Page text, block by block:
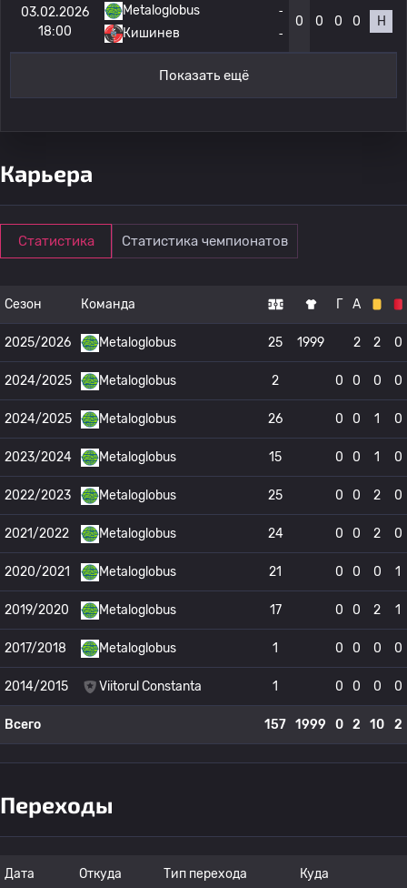
03.02.2026
18:00
Metaloglobus
Кишинев
-
-
0 0 0 0 Н
Показать ещё
Карьера
Статистика Статистика чемпионатов
Сезон Команда Г А
2025/2026 Metaloglobus 25 1999 2 2 0
2024/2025 Metaloglobus 2 0 0 0 0
2024/2025 Metaloglobus 26 0 0 1 0
2023/2024 Metaloglobus 15 0 0 1 0
2022/2023 Metaloglobus 25 0 0 2 0
2021/2022 Metaloglobus 24 0 0 2 0
2020/2021 Metaloglobus 21 0 0 0 1
2019/2020 Metaloglobus 17 0 0 2 1
2017/2018 Metaloglobus 1 0 0 0 0
2014/2015 Viitorul Constanta 1 0 0 0 0
Всего 157 1999 0 2 10 2
Переходы
Дата Откуда Тип перехода Куда